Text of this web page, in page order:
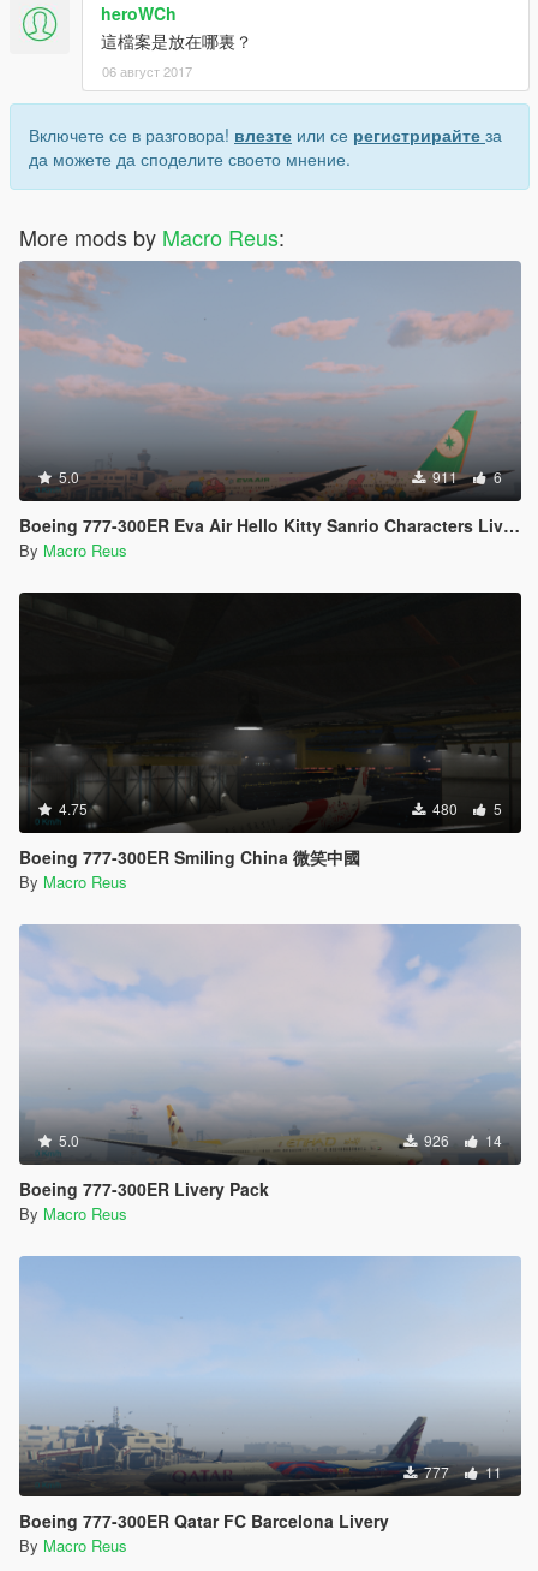
heroWCh
這檔案是放在哪裏？
06 август 2017
Включете се в разговора! влезте или се регистрирайте за
да можете да споделите своето мнение.
More mods by Macro Reus:
5.0 911 6
Boeing 777-300ER Eva Air Hello Kitty Sanrio Characters Livery
By Macro Reus
4.75 480 5
Boeing 777-300ER Smiling China 微笑中國
By Macro Reus
5.0 926 14
Boeing 777-300ER Livery Pack
By Macro Reus
777 11
Boeing 777-300ER Qatar FC Barcelona Livery
By Macro Reus